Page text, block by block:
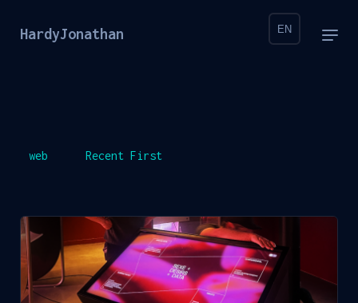
HardyJonathan EN
web Recent First